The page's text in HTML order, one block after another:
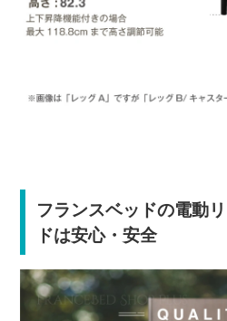
フランスベッドの電動
ドは安心・安全